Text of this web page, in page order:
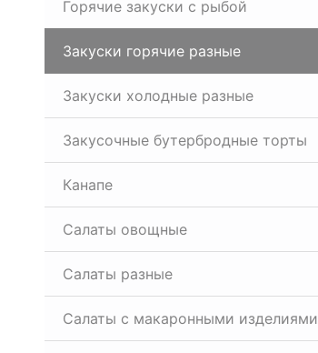
Горячие закуски с рыбой
Закуски горячие разные
Закуски холодные разные
Закусочные бутербродные торты
Канапе
Салаты овощные
Салаты разные
Салаты с макаронными изделиями